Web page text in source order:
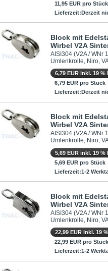
11,95 EUR pro Stück
Lieferzeit:Derzeit
Block mit
Wirbel V2A
AISI304 (V2A / WNr
Umlenkrolle, Niro,
6,79 EUR inkl. 19 %
6,79 EUR pro Stück
Lieferzeit:Derzeit
Block mit
Wirbel V2A
AISI304 (V2A / WNr
Umlenkrolle, Niro,
5,69 EUR inkl. 19 %
5,69 EUR pro Stück
Lieferzeit:1-2
Block mit
Wirbel V2A
AISI304 (V2A / WNr
Umlenkrolle, Niro,
22,99 EUR inkl. 19
22,99 EUR pro Stück
Lieferzeit:1-2